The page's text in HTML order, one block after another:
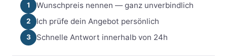
1 Wunschpreis nennen — ganz unverbindlich
2 Ich prüfe dein Angebot persönlich
3 Schnelle Antwort innerhalb von 24h